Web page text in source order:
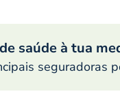
saúde à tua
seguradoras